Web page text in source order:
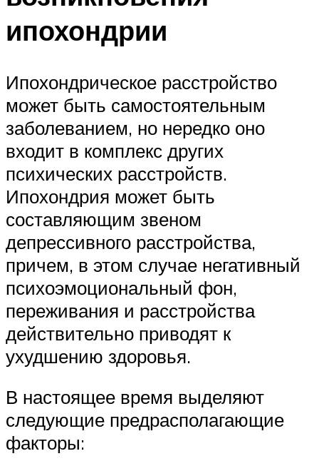
ипохондрии
Ипохондрическое расстройство
может быть самостоятельным
заболеванием, но нередко оно
входит в комплекс других
психических расстройств.
Ипохондрия может быть
составляющим звеном
депрессивного расстройства,
причем, в этом случае негативный
психоэмоциональный фон,
переживания и расстройства
действительно приводят к
ухудшению здоровья.
В настоящее время выделяют
следующие предрасполагающие
факторы: